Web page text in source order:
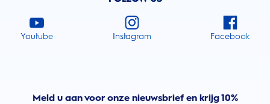
Youtube Instagram Facebook
Meld u aan voor onze nieuwsbrief en krijg 10%